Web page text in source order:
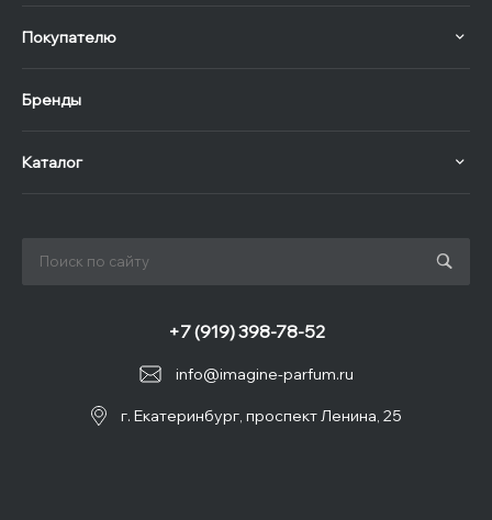
Покупателю
Бренды
Каталог
info@imagine-parfum.ru
+7 (919) 398-78-52
г. Екатеринбург, проспект Ленина, 25